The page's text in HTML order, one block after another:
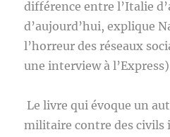
différence entre l’Italie
d’aujourd’hui, explique
l’horreur des réseaux
une interview à
Le livre qui évoque un
militaire contre des civils